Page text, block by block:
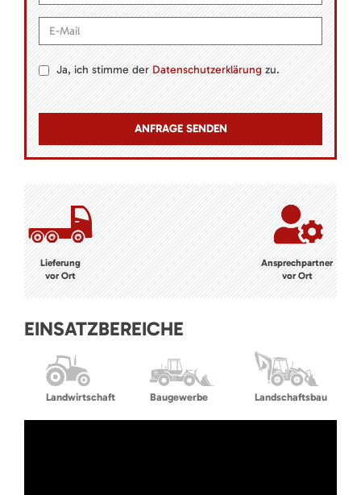
Ja, ich stimme derDatenschutzerklärungzu.
Lieferung
vor Ort
Ansprechpartner
vor Ort
EINSATZBEREICHE
Landwirtschaft Baugewerbe Landschaftsbau